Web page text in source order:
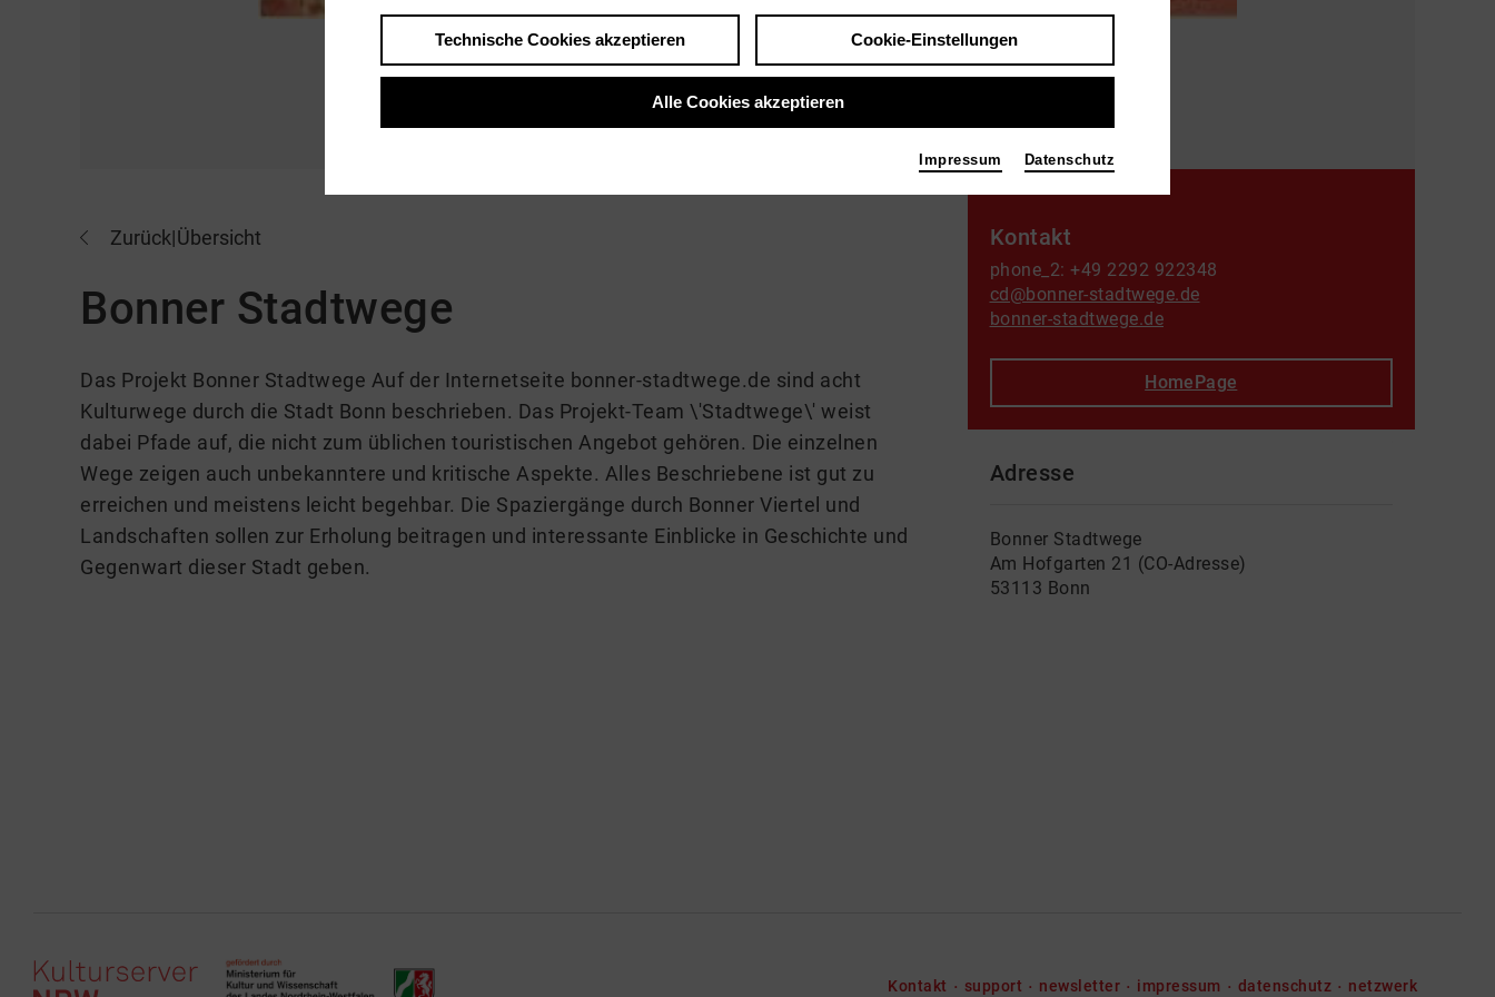
Zurück|Übersicht
Bonner Stadtwege
Das Projekt Bonner Stadtwege Auf der Internetseite bonner-stadtwege.de sind acht
Kulturwege durch die Stadt Bonn beschrieben. Das Projekt-Team \'Stadtwege\' weist
dabei Pfade auf, die nicht zum üblichen touristischen Angebot gehören. Die einzelnen
Wege zeigen auch unbekanntere und kritische Aspekte. Alles Beschriebene ist gut zu
erreichen und meistens leicht begehbar. Die Spaziergänge durch Bonner Viertel und
Landschaften sollen zur Erholung beitragen und interessante Einblicke in Geschichte und
Gegenwart dieser Stadt geben.
Kontakt
phone_2: +49 2292 922348
cd@bonner-stadtwege.de
bonner-stadtwege.de
HomePage
Adresse
Bonner Stadtwege
Am Hofgarten 21 (CO-Adresse)
53113 Bonn
Kontakt support newsletter impressum datenschutz netzwerk
Technische Cookies akzeptieren Cookie-Einstellungen
Alle Cookies akzeptieren
Impressum Datenschutz